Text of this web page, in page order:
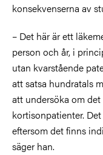
konsekvenserna av
– Det här är ett
person och år, i
utan kvarstående
att satsa hundratals
att undersöka om
kortisonpatienter.
eftersom det finns
säger han.